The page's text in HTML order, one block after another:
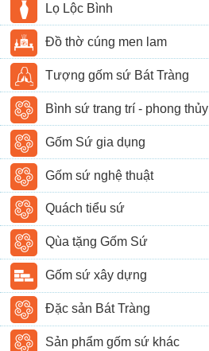
Lọ Lộc Bình
Đồ thờ cúng men lam
Tượng gốm sứ Bát Tràng
Bình sứ trang trí - phong thủy
Gốm Sứ gia dụng
Gốm sứ nghệ thuật
Quách tiểu sứ
Qùa tặng Gốm Sứ
Gốm sứ xây dựng
Đặc sản Bát Tràng
Sản phẩm gốm sứ khác